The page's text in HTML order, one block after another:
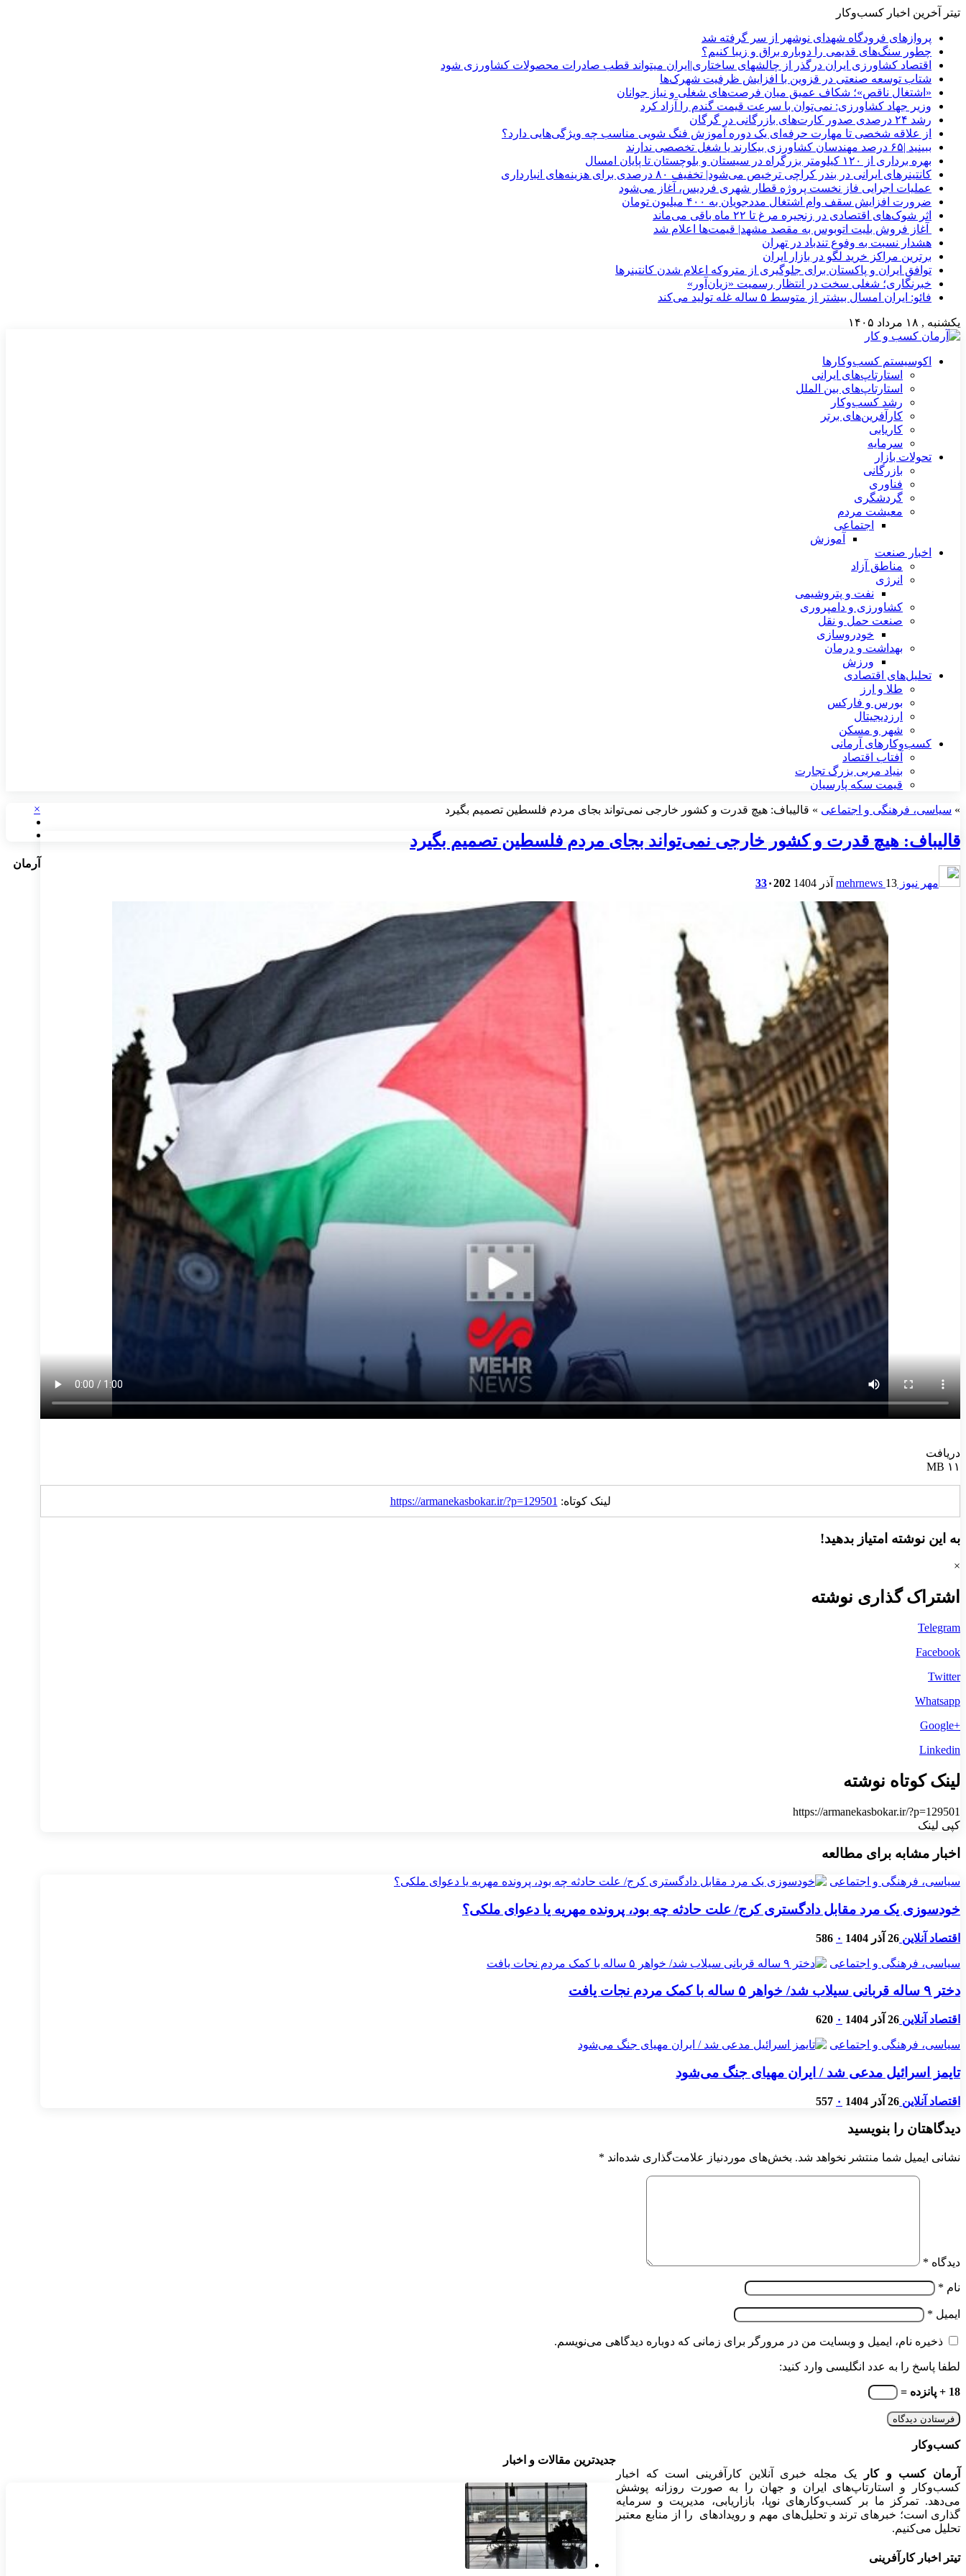
تیتر آخرین اخبار کسب‌وکار
پروازهای فرودگاه شهدای نوشهر از سر گرفته شد
چطور سنگ‌های قدیمی را دوباره براق و زیبا کنیم؟
اقتصاد کشاورزی ایران درگذر از چالشهای ساختاری|ایران میتواند قطب صادرات محصولات کشاورزی شود
شتاب توسعه صنعتی در قزوین با افزایش ظرفیت شهرک‌ها
«اشتغال ناقص»؛ شکاف عمیق میان فرصت‌های شغلی و نیاز جوانان
وزیر جهاد کشاورزی: نمی‌توان با سرعت قیمت گندم را آزاد کرد
رشد ۲۴ درصدی صدور کارت‌های بازرگانی در گرگان
از علاقه شخصی تا مهارت حرفه‌ای یک دوره آموزش فنگ شویی مناسب چه ویژگی‌هایی دارد؟
ببینید |۶۵ درصد مهندسان کشاورزی بیکارند یا شغل تخصصی ندارند
بهره برداری از ۱۲۰ کیلومتر بزرگراه در سیستان و بلوچستان تا پایان امسال
کانتینرهای ایرانی در بندر کراچی ترخیص می‌شود| تخفیف ۸۰ درصدی برای هزینه‌های انبارداری
عملیات اجرایی فاز نخست پروژه قطار شهری فردیس، آغاز می‌شود
ضرورت افزایش سقف وام اشتغال مددجویان به ۴۰۰ میلیون تومان
اثر شوک‌های اقتصادی در زنجیره مرغ تا ۲۲ ماه باقی می‌ماند
آغاز فروش بلیت اتوبوس به مقصد مشهد| قیمت‌ها اعلام شد
هشدار نسبت به وفوع تندباد در تهران
برترین مراکز خرید لگو در بازار ایران
توافق ایران و پاکستان برای جلوگیری از متروکه اعلام شدن کانتینرها
خبرنگاری؛ شغلی سخت در انتظار رسمیت «زیان‌آور»
فائو: ایران امسال بیشتر از متوسط ۵ ساله غله تولید می‌کند
یکشنبه , ۱۸ مرداد ۱۴۰۵
اکوسیستم کسب‌وکارها
استارتاپ‌های ایرانی
استارتاپ‌های بین الملل
رشد کسب‌وکار
کارآفرین‌های برتر
کاریابی
سرمایه
تحولات بازار
بازرگانی
فناوری
گردشگری
معیشت مردم
اجتماعی
آموزش
اخبار صنعت
مناطق آزاد
انرژی
نفت و پتروشیمی
کشاورزی و دامپروری
صنعت حمل و نقل
خودروسازی
بهداشت و درمان
ورزش
تحلیل‌های اقتصادی
طلا و ارز
بورس و فارکس
ارزدیجیتال
شهر و مسکن
کسب‌وکارهای آرمانی
آفتاب اقتصاد
بنیاد مربی بزرگ تجارت
قیمت سکه پارسیان
» سیاسی، فرهنگی و اجتماعی » قالیباف: هیچ قدرت و کشور خارجی نمی‌تواند بجای مردم فلسطین تصمیم بگیرد
قالیباف: هیچ قدرت و کشور خارجی نمی‌تواند بجای مردم فلسطین تصمیم بگیرد
مهر نیوز mehrnews 13 آذر 1404 33۰202
دریافت
۱۱ MB
لینک کوتاه: https://armanekasbokar.ir/?p=129501
به این نوشته امتیاز بدهید!
×
اشتراک گذاری نوشته
Telegram
Facebook
Twitter
Whatsapp
+Google
Linkedin
لینک کوتاه نوشته
https://armanekasbokar.ir/?p=129501
کپی لینک
اخبار مشابه برای مطالعه
سیاسی، فرهنگی و اجتماعی
خودسوزی یک مرد مقابل دادگستری کرج/ علت حادثه چه بود، پرونده مهریه‌ یا دعوای ملکی؟
اقتصاد آنلاین 26 آذر 1404 ۰ 586
سیاسی، فرهنگی و اجتماعی
دختر ۹ ساله قربانی سیلاب شد/ خواهر ۵ ساله با کمک مردم نجات یافت
اقتصاد آنلاین 26 آذر 1404 ۰ 620
سیاسی، فرهنگی و اجتماعی
تایمز اسرائیل مدعی شد / ایران مهیای جنگ می‌شود
اقتصاد آنلاین 26 آذر 1404 ۰ 557
دیدگاهتان را بنویسید
نشانی ایمیل شما منتشر نخواهد شد. بخش‌های موردنیاز علامت‌گذاری شده‌اند *
دیدگاه *
نام *
ایمیل *
ذخیره نام، ایمیل و وبسایت من در مرورگر برای زمانی که دوباره دیدگاهی می‌نویسم.
لطفا پاسخ را به عدد انگلیسی وارد کنید:
18 + پانزده =
جدیدترین مقالات و اخبار
×
آرمان
کسب‌وکار
آرمان کسب و کار
یک مجله خبری آنلاین کارآفرینی است که اخبار
کسب‌وکار و استارتاپ‌های ایران و جهان را به صورت روزانه پوشش
می‌دهد. تمرکز ما بر کسب‌وکارهای نوپا، بازاریابی، مدیریت و سرمایه
گذاری است؛ خبرهای ترند و تحلیل‌های مهم و رویدادهای را از منابع معتبر
تحلیل می‌کنیم.
تیتر اخبار کارآفرینی